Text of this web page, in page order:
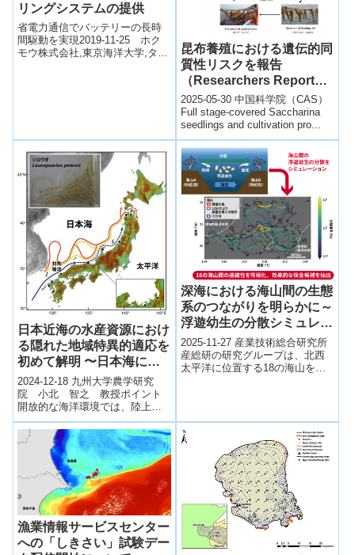
リングシステムの提供
省電力通信でバッテリーの長時
間駆動を実現2019-11-25 ホク
モウ株式会社,東京海洋大学,タイ
昆布養殖における遺伝的同
質性リスクを報告
（Researchers Report
Genetic Homogeneity
Risks in Kelp
Aquaculture across
China）
2025-05-30 中国科学院（CAS）
Full stage-covered Saccharina
seedlings and cultivation pro...
日本近海の水産資源におけ
る隠れた地域特異的適応を
初めて解明 〜日本海にお
けるシロウオ南北集団の緯
度環境への適応〜
2024-12-18 九州大学農学研究
院 小北 智之 教授ポイント
開放的な海洋環境では、陸上生
物や陸水生物でよく知られるよ
うな、種内の地域集団特異的な
適応進化...
深海における海山間の生態
系のつながりを明らかに～
浮遊幼生の分散シミュレー
ションによる連結性の可視
化～
2025-11-27 産業技術総合研究所
産総研の研究グループは、北西
太平洋に位置する18の海山を対
漁業情報サービスセンター
への「しきさい」試験デー